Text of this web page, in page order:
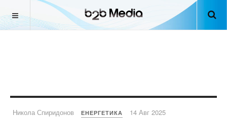
Никола Спиридонов ЕНЕРГЕТИКА 14 Авг 2025